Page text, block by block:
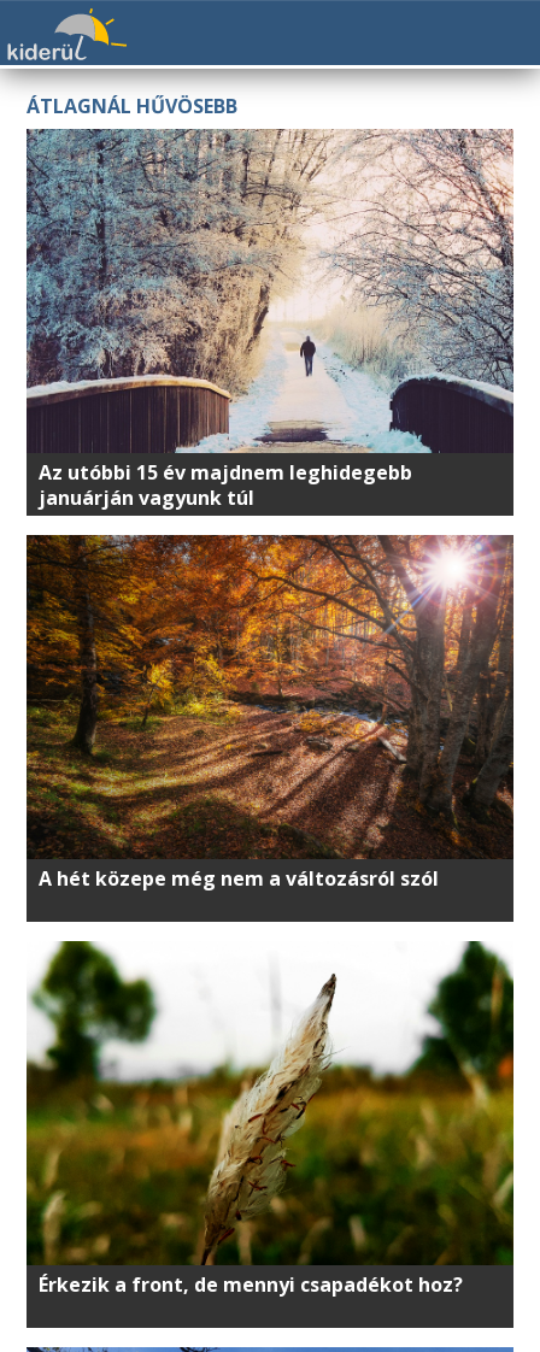
ÁTLAGNÁL HŰVÖSEBB
Az utóbbi 15 év majdnem leghidegebb
januárján vagyunk túl
A hét közepe még nem a változásról szól
Érkezik a front, de mennyi csapadékot hoz?